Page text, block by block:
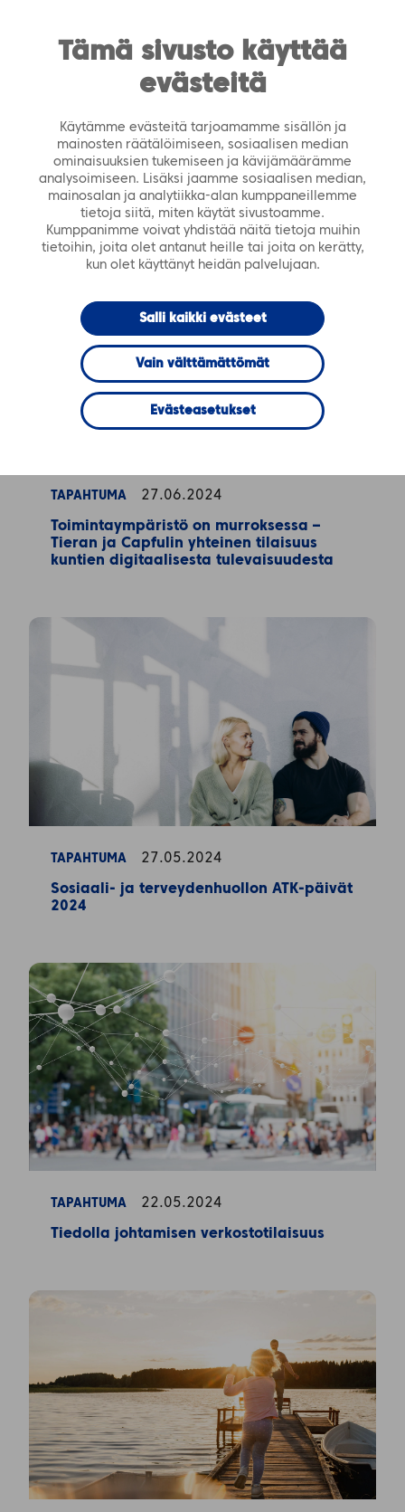
Tämä sivusto käyttää
evästeitä
Käytämme evästeitä tarjoamamme sisällön ja
mainosten räätälöimiseen, sosiaalisen median
ominaisuuksien tukemiseen ja kävijämäärämme
analysoimiseen. Lisäksi jaamme sosiaalisen median,
mainosalan ja analytiikka-alan kumppaneillemme
tietoja siitä, miten käytät sivustoamme.
Kumppanimme voivat yhdistää näitä tietoja muihin
tietoihin, joita olet antanut heille tai joita on kerätty,
kun olet käyttänyt heidän palvelujaan.
Salli kaikki evästeet
Vain välttämättömät
Evästeasetukset
https://tiera.fi/name FI SV
Tapahtumat
TAPAHTUMA 27.06.2024
Toimintaympäristö on murroksessa –
Tieran ja Capfulin yhteinen tilaisuus
kuntien digitaalisesta tulevaisuudesta
TAPAHTUMA 27.05.2024
Sosiaali- ja terveydenhuollon ATK-päivät
2024
TAPAHTUMA 22.05.2024
Tiedolla johtamisen verkostotilaisuus